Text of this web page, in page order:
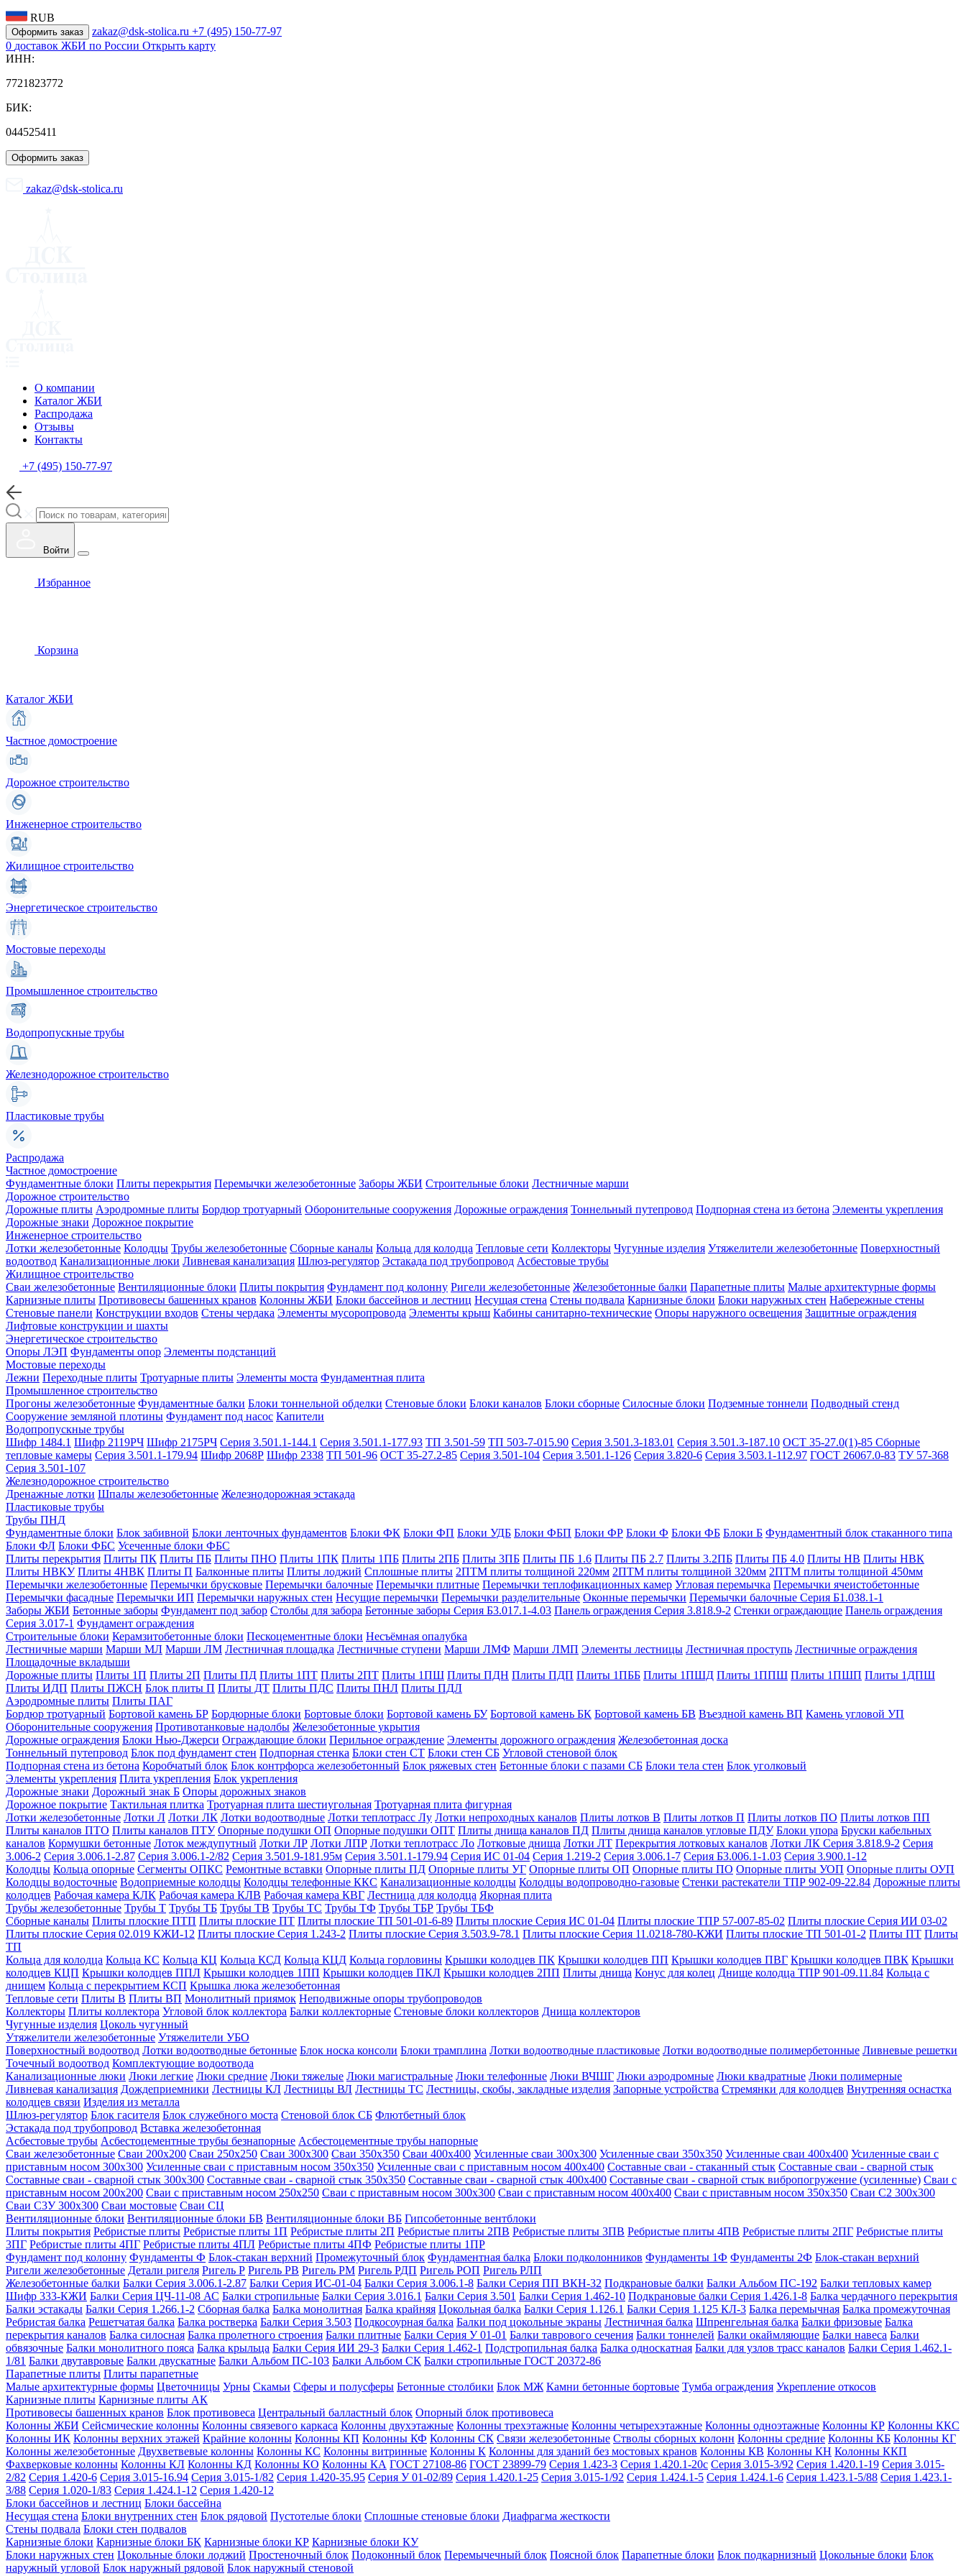
RUB
Оформить заказ zakaz@dsk-stolica.ru +7 (495) 150-77-97
0 доставок ЖБИ по России Открыть карту
ИНН:
7721823772
БИК:
044525411
Оформить заказ
zakaz@dsk-stolica.ru
О компании
Каталог ЖБИ
Распродажа
Отзывы
Контакты
+7 (495) 150-77-97
Войти
Избранное
Корзина
Каталог ЖБИ
Частное домостроение
Дорожное строительство
Инженерное строительство
Жилищное строительство
Энергетическое строительство
Мостовые переходы
Промышленное строительство
Водопропускные трубы
Железнодорожное строительство
Пластиковые трубы
Распродажа
Частное домостроение
Фундаментные блоки Плиты перекрытия Перемычки железобетонные Заборы ЖБИ Строительные блоки Лестничные марши
Дорожное строительство
Дорожные плиты Аэродромные плиты Бордюр тротуарный Оборонительные сооружения Дорожные ограждения Тоннельный путепровод Подпорная стена из бетона Элементы укрепления
Дорожные знаки Дорожное покрытие
Инженерное строительство
Лотки железобетонные Колодцы Трубы железобетонные Сборные каналы Кольца для колодца Тепловые сети Коллекторы Чугунные изделия Утяжелители железобетонные Поверхностный
водоотвод Канализационные люки Ливневая канализация Шлюз-регулятор Эстакада под трубопровод Асбестовые трубы
Жилищное строительство
Сваи железобетонные Вентиляционные блоки Плиты покрытия Фундамент под колонну Ригели железобетонные Железобетонные балки Парапетные плиты Малые архитектурные формы
Карнизные плиты Противовесы башенных кранов Колонны ЖБИ Блоки бассейнов и лестниц Несущая стена Стены подвала Карнизные блоки Блоки наружных стен Набережные стены
Стеновые панели Конструкции входов Стены чердака Элементы мусоропровода Элементы крыш Кабины санитарно-технические Опоры наружного освещения Защитные ограждения
Лифтовые конструкции и шахты
Энергетическое строительство
Опоры ЛЭП Фундаменты опор Элементы подстанций
Мостовые переходы
Лежни Переходные плиты Тротуарные плиты Элементы моста Фундаментная плита
Промышленное строительство
Прогоны железобетонные Фундаментные балки Блоки тоннельной обделки Стеновые блоки Блоки каналов Блоки сборные Силосные блоки Подземные тоннели Подводный стенд
Сооружение земляной плотины Фундамент под насос Капители
Водопропускные трубы
Шифр 1484.1 Шифр 2119РЧ Шифр 2175РЧ Серия 3.501.1-144.1 Серия 3.501.1-177.93 ТП 3.501-59 ТП 503-7-015.90 Серия 3.501.3-183.01 Серия 3.501.3-187.10 ОСТ 35-27.0(1)-85 Сборные
тепловые камеры Серия 3.501.1-179.94 Шифр 2068Р Шифр 2338 ТП 501-96 ОСТ 35-27.2-85 Серия 3.501-104 Серия 3.501.1-126 Серия 3.820-6 Серия 3.503.1-112.97 ГОСТ 26067.0-83 ТУ 57-368
Серия 3.501-107
Железнодорожное строительство
Дренажные лотки Шпалы железобетонные Железнодорожная эстакада
Пластиковые трубы
Трубы ПНД
Фундаментные блоки Блок забивной Блоки ленточных фундаментов Блоки ФК Блоки ФП Блоки УДБ Блоки ФБП Блоки ФР Блоки Ф Блоки ФБ Блоки Б Фундаментный блок стаканного типа
Блоки ФЛ Блоки ФБС Усеченные блоки ФБС
Плиты перекрытия Плиты ПК Плиты ПБ Плиты ПНО Плиты 1ПК Плиты 1ПБ Плиты 2ПБ Плиты 3ПБ Плиты ПБ 1.6 Плиты ПБ 2.7 Плиты 3.2ПБ Плиты ПБ 4.0 Плиты НВ Плиты НВК
Плиты НВКУ Плиты 4НВК Плиты П Балконные плиты Плиты лоджий Сплошные плиты 2ПТМ плиты толщиной 220мм 2ПТМ плиты толщиной 320мм 2ПТМ плиты толщиной 450мм
Перемычки железобетонные Перемычки брусковые Перемычки балочные Перемычки плитные Перемычки теплофикационных камер Угловая перемычка Перемычки ячеистобетонные
Перемычки фасадные Перемычки ИП Перемычки наружных стен Несущие перемычки Перемычки разделительные Оконные перемычки Перемычки балочные Серия Б1.038.1-1
Заборы ЖБИ Бетонные заборы Фундамент под забор Столбы для забора Бетонные заборы Серия Б3.017.1-4.03 Панель ограждения Серия 3.818.9-2 Стенки ограждающие Панель ограждения
Серия 3.017-1 Фундамент ограждения
Строительные блоки Керамзитобетонные блоки Пескоцементные блоки Несъёмная опалубка
Лестничные марши Марши МЛ Марши ЛМ Лестничная площадка Лестничные ступени Марши ЛМФ Марши ЛМП Элементы лестницы Лестничная проступь Лестничные ограждения
Площадочные вкладыши
Дорожные плиты Плиты 1П Плиты 2П Плиты ПД Плиты 1ПТ Плиты 2ПТ Плиты 1ПШ Плиты ПДН Плиты ПДП Плиты 1ПББ Плиты 1ПШД Плиты 1ППШ Плиты 1ПШП Плиты 1ДПШ
Плиты ИДП Плиты ПЖСН Блок плиты П Плиты ДТ Плиты ПДС Плиты ПНЛ Плиты ПДЛ
Аэродромные плиты Плиты ПАГ
Бордюр тротуарный Бортовой камень БР Бордюрные блоки Бортовые блоки Бортовой камень БУ Бортовой камень БК Бортовой камень БВ Въездной камень ВП Камень угловой УП
Оборонительные сооружения Противотанковые надолбы Железобетонные укрытия
Дорожные ограждения Блоки Нью-Джерси Ограждающие блоки Перильное ограждение Элементы дорожного ограждения Железобетонная доска
Тоннельный путепровод Блок под фундамент стен Подпорная стенка Блоки стен СТ Блоки стен СБ Угловой стеновой блок
Подпорная стена из бетона Коробчатый блок Блок контрфорса железобетонный Блок ряжевых стен Бетонные блоки с пазами СБ Блоки тела стен Блок уголковый
Элементы укрепления Плита укрепления Блок укрепления
Дорожные знаки Дорожный знак Б Опоры дорожных знаков
Дорожное покрытие Тактильная плитка Тротуарная плита шестиугольная Тротуарная плита фигурная
Лотки железобетонные Лотки Л Лотки ЛК Лотки водоотводные Лотки теплотрасс Лу Лотки непроходных каналов Плиты лотков В Плиты лотков П Плиты лотков ПО Плиты лотков ПП
Плиты каналов ПТО Плиты каналов ПТУ Опорные подушки ОП Опорные подушки ОПТ Плиты днища каналов ПД Плиты днища каналов угловые ПДУ Блоки упора Бруски кабельных
каналов Кормушки бетонные Лоток междупутный Лотки ЛР Лотки ЛПР Лотки теплотрасс Ло Лотковые днища Лотки ЛТ Перекрытия лотковых каналов Лотки ЛК Серия 3.818.9-2 Серия
3.006-2 Серия 3.006.1-2.87 Серия 3.006.1-2/82 Серия 3.501.9-181.95м Серия 3.501.1-179.94 Серия ИС 01-04 Серия 1.219-2 Серия 3.006.1-7 Серия Б3.006.1-1.03 Серия 3.900.1-12
Колодцы Кольца опорные Сегменты ОПКС Ремонтные вставки Опорные плиты ПД Опорные плиты УГ Опорные плиты ОП Опорные плиты ПО Опорные плиты УОП Опорные плиты ОУП
Колодцы водосточные Водоприемные колодцы Колодцы телефонные ККС Канализационные колодцы Колодцы водопроводно-газовые Стенки растекатели ТПР 902-09-22.84 Дорожные плиты
колодцев Рабочая камера КЛК Рабочая камера КЛВ Рабочая камера КВГ Лестница для колодца Якорная плита
Трубы железобетонные Трубы Т Трубы ТБ Трубы ТВ Трубы ТС Трубы ТФ Трубы ТБР Трубы ТБФ
Сборные каналы Плиты плоские ПТП Плиты плоские ПТ Плиты плоские ТП 501-01-6-89 Плиты плоские Серия ИС 01-04 Плиты плоские ТПР 57-007-85-02 Плиты плоские Серия ИИ 03-02
Плиты плоские Серия 02.019 КЖИ-12 Плиты плоские Серия 1.243-2 Плиты плоские Серия 3.503.9-78.1 Плиты плоские Серия 11.0218-780-КЖИ Плиты плоские ТП 501-01-2 Плиты ПТ Плиты
ТП
Кольца для колодца Кольца КС Кольца КЦ Кольца КСД Кольца КЦД Кольца горловины Крышки колодцев ПК Крышки колодцев ПП Крышки колодцев ПВГ Крышки колодцев ПВК Крышки
колодцев КЦП Крышки колодцев ППЛ Крышки колодцев 1ПП Крышки колодцев ПКЛ Крышки колодцев 2ПП Плиты днища Конус для колец Днище колодца ТПР 901-09.11.84 Кольца с
днищем Кольца с перекрытием КСП Крышка люка железобетонная
Тепловые сети Плиты В Плиты ВП Монолитный приямок Неподвижные опоры трубопроводов
Коллекторы Плиты коллектора Угловой блок коллектора Балки коллекторные Стеновые блоки коллекторов Днища коллекторов
Чугунные изделия Цоколь чугунный
Утяжелители железобетонные Утяжелители УБО
Поверхностный водоотвод Лотки водоотводные бетонные Блок носка консоли Блоки трамплина Лотки водоотводные пластиковые Лотки водоотводные полимербетонные Ливневые решетки
Точечный водоотвод Комплектующие водоотвода
Канализационные люки Люки легкие Люки средние Люки тяжелые Люки магистральные Люки телефонные Люки ВЧШГ Люки аэродромные Люки квадратные Люки полимерные
Ливневая канализация Дождеприемники Лестницы КЛ Лестницы ВЛ Лестницы ТС Лестницы, скобы, закладные изделия Запорные устройства Стремянки для колодцев Внутренняя оснастка
колодцев связи Изделия из металла
Шлюз-регулятор Блок гасителя Блок служебного моста Стеновой блок СБ Флютбетный блок
Эстакада под трубопровод Вставка железобетонная
Асбестовые трубы Асбестоцементные трубы безнапорные Асбестоцементные трубы напорные
Сваи железобетонные Сваи 200х200 Сваи 250х250 Сваи 300х300 Сваи 350х350 Сваи 400х400 Усиленные сваи 300х300 Усиленные сваи 350х350 Усиленные сваи 400х400 Усиленные сваи с
приставным носом 300х300 Усиленные сваи с приставным носом 350х350 Усиленные сваи с приставным носом 400х400 Составные сваи - стаканный стык Составные сваи - сварной стык
Составные сваи - сварной стык 300х300 Составные сваи - сварной стык 350х350 Составные сваи - сварной стык 400х400 Составные сваи - сварной стык вибропогружение (усиленные) Сваи с
приставным носом 200х200 Сваи с приставным носом 250х250 Сваи с приставным носом 300х300 Сваи с приставным носом 400х400 Сваи с приставным носом 350х350 Сваи С2 300х300
Сваи С3У 300х300 Сваи мостовые Сваи СЦ
Вентиляционные блоки Вентиляционные блоки БВ Вентиляционные блоки ВБ Гипсобетонные вентблоки
Плиты покрытия Ребристые плиты Ребристые плиты 1П Ребристые плиты 2П Ребристые плиты 2ПВ Ребристые плиты 3ПВ Ребристые плиты 4ПВ Ребристые плиты 2ПГ Ребристые плиты
3ПГ Ребристые плиты 4ПГ Ребристые плиты 4ПЛ Ребристые плиты 4ПФ Ребристые плиты 1ПР
Фундамент под колонну Фундаменты Ф Блок-стакан верхний Промежуточный блок Фундаментная балка Блоки подколонников Фундаменты 1Ф Фундаменты 2Ф Блок-стакан верхний
Ригели железобетонные Детали ригеля Ригель Р Ригель РВ Ригель РМ Ригель РДП Ригель РОП Ригель РЛП
Железобетонные балки Балки Серия 3.006.1-2.87 Балки Серия ИС-01-04 Балки Серия 3.006.1-8 Балки Серия ПП ВКН-32 Подкрановые балки Балки Альбом ПС-192 Балки тепловых камер
Шифр 333-КЖИ Балки Серия ЦЧ-11-08 АС Балки стропильные Балки Серия 3.016.1 Балки Серия 3.501 Балки Серия 1.462-10 Подкрановые балки Серия 1.426.1-8 Балка чердачного перекрытия
Балки эстакады Балки Серия 1.266.1-2 Сборная балка Балка монолитная Балка крайняя Цокольная балка Балки Серия 1.126.1 Балки Серия 1.125 КЛ-3 Балка перемычная Балка промежуточная
Ребристая балка Решетчатая балка Балка ростверка Балки Серия 3.503 Подкосоурная балка Балки под цокольные экраны Лестничная балка Шпренгельная балка Балки фризовые Балка
перекрытия каналов Балка силосная Балка пролетного строения Балки плитные Балки Серия У 01-01 Балки таврового сечения Балки тоннелей Балки окаймляющие Балки навеса Балки
обвязочные Балки монолитного пояса Балка крыльца Балки Серия ИИ 29-3 Балки Серия 1.462-1 Подстропильная балка Балка односкатная Балки для узлов трасс каналов Балки Серия 1.462.1-
1/81 Балки двутавровые Балки двускатные Балки Альбом ПС-103 Балки Альбом СК Балки стропильные ГОСТ 20372-86
Парапетные плиты Плиты парапетные
Малые архитектурные формы Цветочницы Урны Скамьи Сферы и полусферы Бетонные столбики Блок МЖ Камни бетонные бортовые Тумба ограждения Укрепление откосов
Карнизные плиты Карнизные плиты АК
Противовесы башенных кранов Блок противовеса Центральный балластный блок Опорный блок противовеса
Колонны ЖБИ Сейсмические колонны Колонны связевого каркаса Колонны двухэтажные Колонны трехэтажные Колонны четырехэтажные Колонны одноэтажные Колонны КР Колонны ККС
Колонны ИК Колонны верхних этажей Крайние колонны Колонны КП Колонны КФ Колонны СК Связи железобетонные Стволы сборных колонн Колонны средние Колонны КБ Колонны КГ
Колонны железобетонные Двухветвевые колонны Колонны КС Колонны витринные Колонны К Колонны для зданий без мостовых кранов Колонны КВ Колонны КН Колонны ККП
Фахверковые колонны Колонны КЛ Колонны КД Колонны КО Колонны КА ГОСТ 27108-86 ГОСТ 23899-79 Серия 1.423-3 Серия 1.420.1-20с Серия 3.015-3/92 Серия 1.420.1-19 Серия 3.015-
2/82 Серия 1.420-6 Серия 3.015-16.94 Серия 3.015-1/82 Серия 1.420-35.95 Серия У 01-02/89 Серия 1.420.1-25 Серия 3.015-1/92 Серия 1.424.1-5 Серия 1.424.1-6 Серия 1.423.1-5/88 Серия 1.423.1-
3/88 Серия 1.020-1/83 Серия 1.424.1-12 Серия 1.420-12
Блоки бассейнов и лестниц Блоки бассейна
Несущая стена Блоки внутренних стен Блок рядовой Пустотелые блоки Сплошные стеновые блоки Диафрагма жесткости
Стены подвала Блоки стен подвалов
Карнизные блоки Карнизные блоки БК Карнизные блоки КР Карнизные блоки КУ
Блоки наружных стен Цокольные блоки лоджий Простеночный блок Подоконный блок Перемычечный блок Поясной блок Парапетные блоки Блок подкарнизный Цокольные блоки Блок
наружный угловой Блок наружный рядовой Блок наружный стеновой